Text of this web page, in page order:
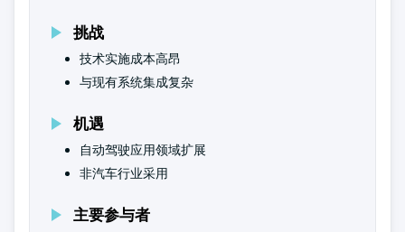
挑战
技术实施成本高昂
与现有系统集成复杂
机遇
自动驾驶应用领域扩展
非汽车行业采用
主要参与者